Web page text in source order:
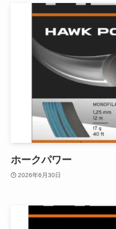
ホークパワー
2026年6月30日